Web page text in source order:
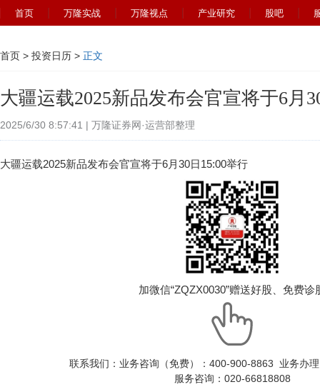
首页 万隆实战 万隆视点 产业研究 股吧
首页 > 投资日历 > 正文
大疆运载2025新品发布会官宣将于6月
2025/6/30 8:57:41 | 万隆证券网·运营部整理
大疆运载2025新品发布会官宣将于6月30日15:00举行
加微信“ZQZX0030”赠送好股、免费诊
联系我们：业务咨询（免费）：400-900-8863 业务办
服务咨询：020-66818808